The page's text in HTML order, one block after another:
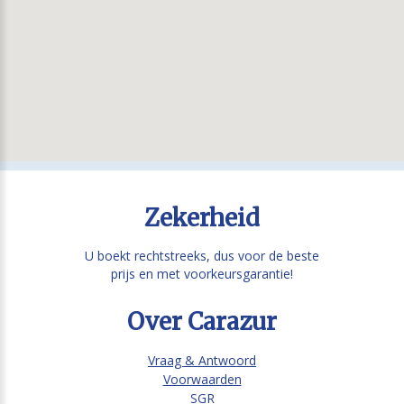
Zekerheid
U boekt rechtstreeks, dus voor de beste
prijs en met voorkeursgarantie!
Over Carazur
Vraag & Antwoord
Voorwaarden
SGR